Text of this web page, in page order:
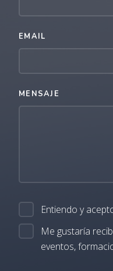
EMAIL
MENSAJE
Entiendo y
Me gustaría
eventos,